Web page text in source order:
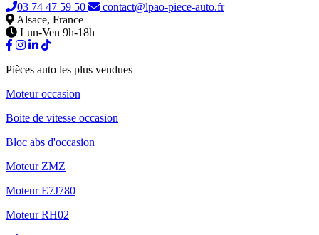
03 74 47 59 50
contact@lpao-piece-auto.fr
Alsace, France
Lun-Ven 9h-18h
Pièces auto les plus vendues
Moteur occasion
Boite de vitesse occasion
Bloc abs d'occasion
Moteur ZMZ
Moteur E7J780
Moteur RH02